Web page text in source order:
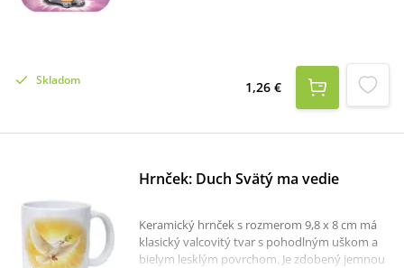
Skladom 1,26 €
Hrnček: Duch Svätý ma vedie
Keramický hrnček s rozmerom 9,8 x 8 cm má
klasický valcovitý tvar s pohodlným uškom a
bielym lesklým povrchom. Je zdobený jemnou